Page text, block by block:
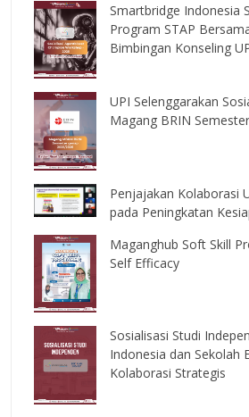
Smartbridge Indonesia
Program STAP
Bimbingan Konseling
UPI Selenggarakan
Magang BRIN
Penjajakan Kolaborasi
pada Peningkatan
Maganghub Soft Skill
Self Efficacy
Sosialisasi Studi
Indonesia dan Sekolah
Kolaborasi Strategis